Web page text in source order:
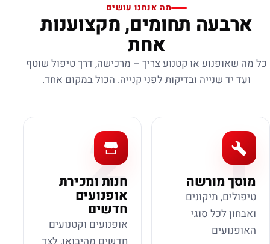
מה אנחנו עושים
ארבעה תחומים, מקצוענות
אחת
כל מה שאופנוע או קטנוע צריך – מרכישה, דרך טיפול שוטף
ועד יד שנייה ובדיקות לפני קנייה. הכול במקום אחד.
1
מוסך מורשה
טיפולים, תיקונים
ואבחון לכל סוגי
האופנועים
2
חנות ומכירת
אופנועים
חדשים
אופנועים וקטנועים